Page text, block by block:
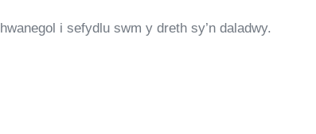
i sefydlu swm y dreth sy’n daladwy.